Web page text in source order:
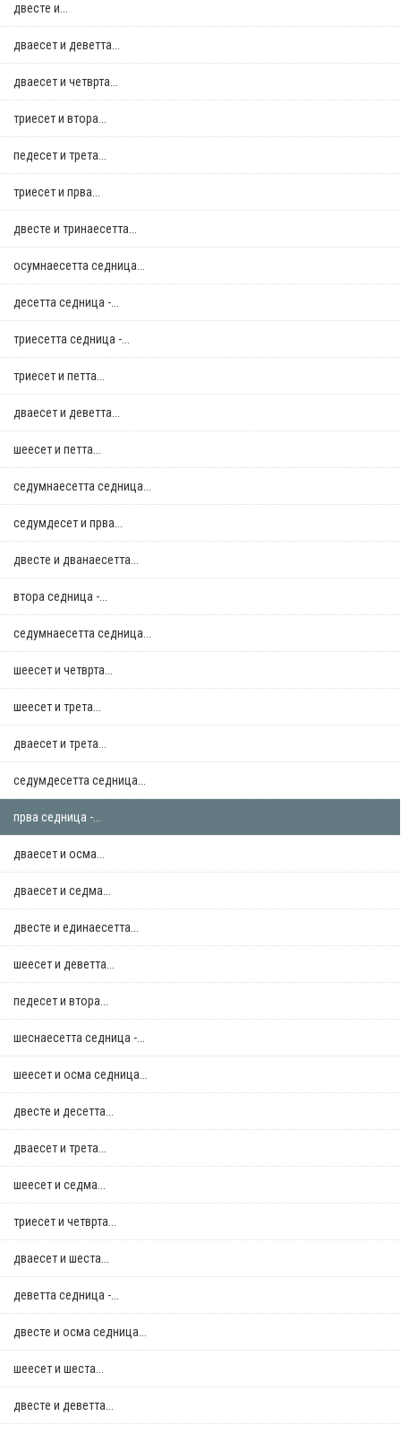
двестe и...
дваесет и деветта...
дваесет и четврта...
триесет и втора...
педесет и трета...
триесет и прва...
двестe и тринаесетта...
осумнaесетта седница...
десетта седница -...
триесетта седница -...
триесет и петта...
дваесет и деветта...
шеесет и петта...
седумнаесетта седница...
седумдесет и прва...
двестe и дванаесетта...
втора седница -...
седумнаесетта седница...
шеесет и четврта...
шеесет и трета...
дваесет и трета...
седумдесетта седница...
прва седница -...
дваесет и осма...
дваесет и седма...
двестe и единаесетта...
шеесет и деветта...
педесет и втора...
шеснаесетта седница -...
шеесет и осма седница...
двестe и десетта...
дваесет и трета...
шеесет и седма...
триесет и четврта...
дваесет и шеста...
деветта седница -...
двестe и осма седница...
шеесет и шеста...
двестe и деветта...